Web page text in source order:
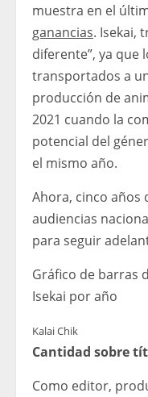
muestra en el
ganancias. Isekai,
diferente”, ya que
transportados a
producción de
2021 cuando la
potencial del
el mismo año.
Ahora, cinco años
audiencias
para seguir
Gráfico de barras
Isekai por año
Kalai Chik
Cantidad sobre
Como editor,